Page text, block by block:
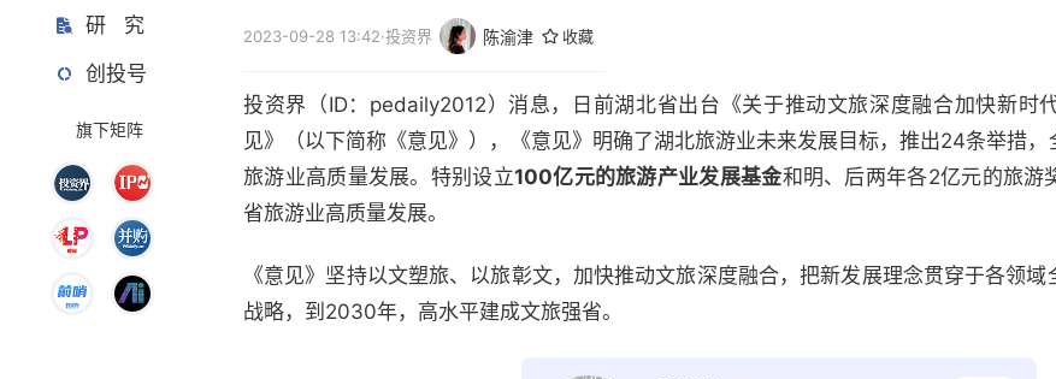
研 究
创投号
旗下矩阵
2023-09-28 13:42·投资界 陈渝津 收藏
投资界（ID：pedaily2012）消息，日前湖北省出台《关于推动文旅深度融合加快新时
见》（以下简称《意见》），《意见》明确了湖北旅游业未来发展目标，推出24条举措
旅游业高质量发展。特别设立100亿元的旅游产业发展基金和明、后两年各2亿元的旅游
省旅游业高质量发展。
《意见》坚持以文塑旅、以旅彰文，加快推动文旅深度融合，把新发展理念贯穿于各领
战略，到2030年，高水平建成文旅强省。